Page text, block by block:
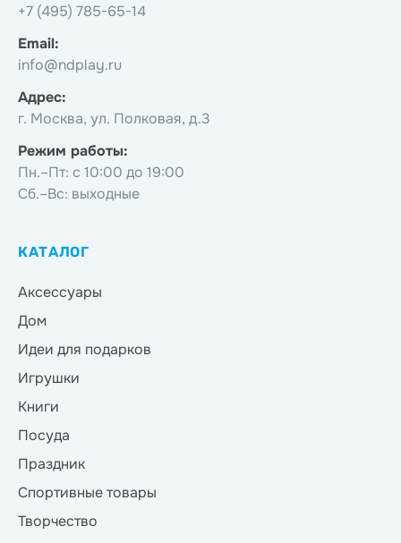
+7 (495) 785-65-14
Email:
info@ndplay.ru
Адрес:
г. Москва, ул. Полковая, д.3
Режим работы:
Пн.–Пт: с 10:00 до 19:00
Сб.–Вс: выходные
КАТАЛОГ
Аксессуары
Дом
Идеи для подарков
Игрушки
Книги
Посуда
Праздник
Спортивные товары
Творчество